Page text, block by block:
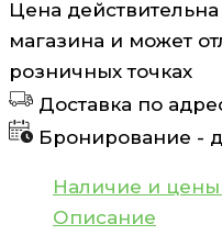
Молочко
50
мл
Цена
магазина и может
розничных точках
Доставка по
Бронирование -
Наличие и цены
Описание